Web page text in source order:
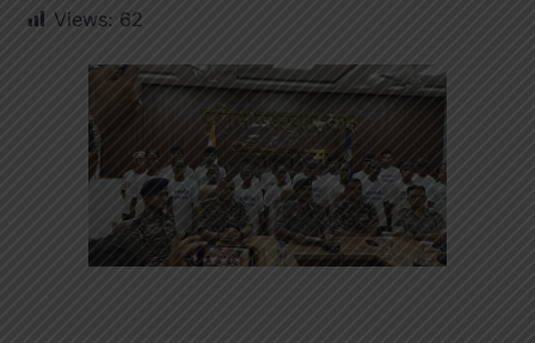
Views: 62